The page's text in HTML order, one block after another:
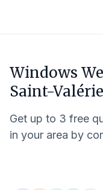
Windows
Saint-
Get up to 3 free
in your area by